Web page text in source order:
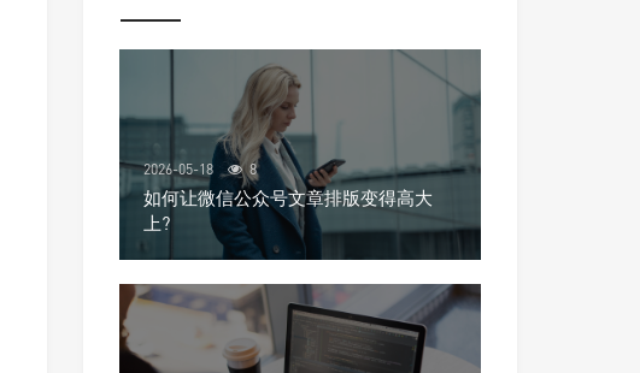
2026-05-18 8
如何让微信公众号文章排版变得高大
上?